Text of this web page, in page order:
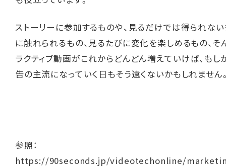
ストーリーに参加するものや、見るだけでは得られな
に触れられるもの、見るたびに変化を楽しめるもの、そ
ラクティブ動画がこれからどんどん増えていけば、もし
告の主流になっていく日もそう遠くないかもしれません
参照：
https://90seconds.jp/videotechonline/